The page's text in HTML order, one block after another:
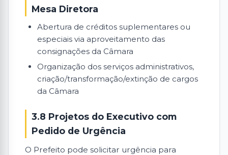
Mesa Diretora
Abertura de créditos suplementares ou
especiais via aproveitamento das
consignações da Câmara
Organização dos serviços administrativos,
criação/transformação/extinção de cargos
da Câmara
3.8 Projetos do Executivo com
Pedido de Urgência
O Prefeito pode solicitar urgência para